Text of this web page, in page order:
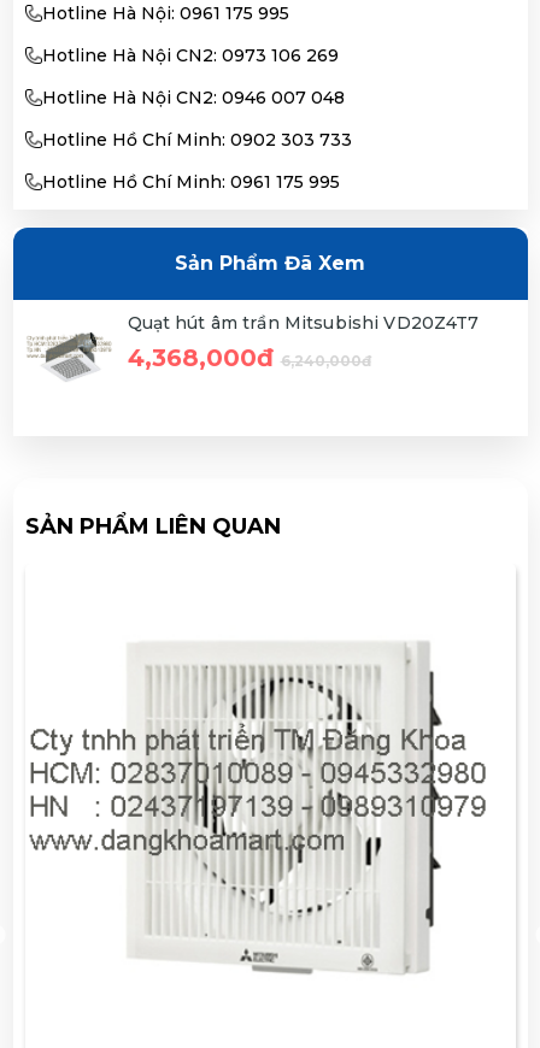
Hotline Hà Nội: 0961 175 995
Hotline Hà Nội CN2: 0973 106 269
Hotline Hà Nội CN2: 0946 007 048
Hotline Hồ Chí Minh: 0902 303 733
Hotline Hồ Chí Minh: 0961 175 995
Sản Phẩm Đã Xem
Quạt hút âm trần Mitsubishi VD20Z4T7
4,368,000đ 6,240,000đ
SẢN PHẨM LIÊN QUAN